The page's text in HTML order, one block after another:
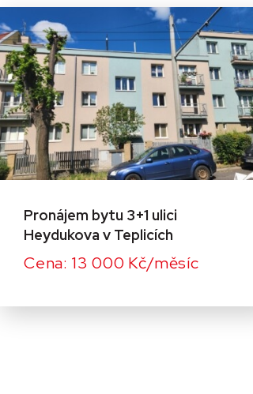
Pronájem bytu 3+1 ulici
Heydukova v Teplicích
Cena: 13 000 Kč/měsíc